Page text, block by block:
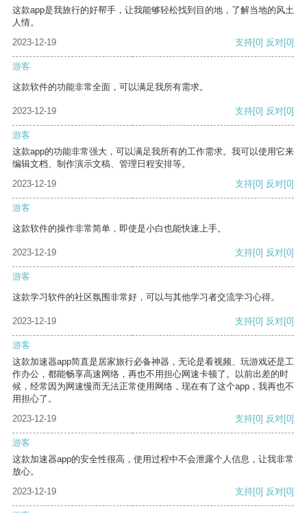
这款app是我旅行的好帮手，让我能够轻松找到目的地，了解当地的风土
人情。
2023-12-19
支持[0] 反对[0]
游客
这款软件的功能非常全面，可以满足我所有需求。
2023-12-19 支持[0] 反对[0]
游客
这款app的功能非常强大，可以满足我所有的工作需求。我可以使用它来
编辑文档、制作演示文稿、管理日程安排等。
2023-12-19
支持[0] 反对[0]
游客
这款软件的操作非常简单，即使是小白也能快速上手。
2023-12-19 支持[0] 反对[0]
游客
这款学习软件的社区氛围非常好，可以与其他学习者交流学习心得。
2023-12-19 支持[0] 反对[0]
游客
这款加速器app简直是居家旅行必备神器，无论是看视频、玩游戏还是工
作办公，都能畅享高速网络，再也不用担心网速卡顿了。以前出差的时
候，经常因为网速慢而无法正常使用网络，现在有了这个app，我再也不
用担心了。
2023-12-19
支持[0] 反对[0]
游客
这款加速器app的安全性很高，使用过程中不会泄露个人信息，让我非常
放心。
2023-12-19
支持[0] 反对[0]